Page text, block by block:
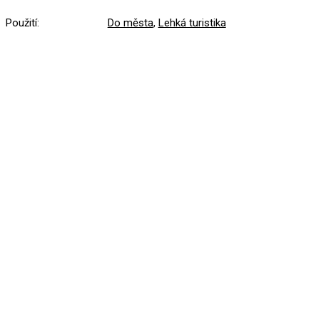
Použití: Do města, Lehká turistika